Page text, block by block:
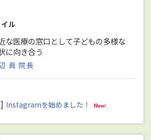
ル
な医療の窓口として子どもの多様な
に向き合う
眞 院長
Instagramを始めました！